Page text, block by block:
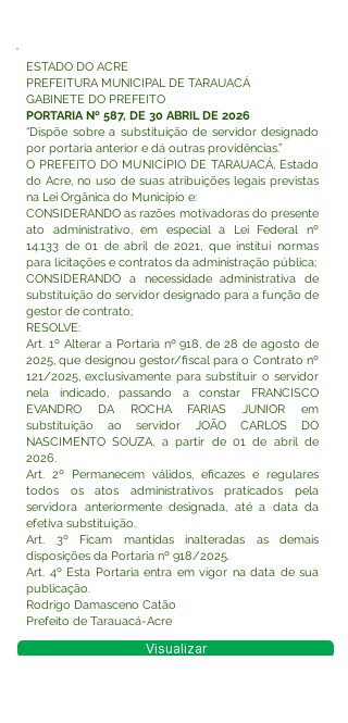
ESTADO DO ACRE
PREFEITURA MUNICIPAL DE TARAUACÁ
GABINETE DO PREFEITO
PORTARIA Nº 587, DE 30 ABRIL DE 2026
“Dispõe sobre a substituição de servidor designado
por portaria anterior e dá outras providências.”
O PREFEITO DO MUNICÍPIO DE TARAUACÁ, Estado
do Acre, no uso de suas atribuições legais previstas
na Lei Orgânica do Município e:
CONSIDERANDO as razões motivadoras do presente
ato administrativo, em especial a Lei Federal nº
14.133 de 01 de abril de 2021, que institui normas
para licitações e contratos da administração pública;
CONSIDERANDO a necessidade administrativa de
substituição do servidor designado para a função de
gestor de contrato;
RESOLVE:
Art. 1º Alterar a Portaria nº 918, de 28 de agosto de
2025, que designou gestor/fiscal para o Contrato nº
121/2025, exclusivamente para substituir o servidor
nela indicado, passando a constar FRANCISCO
EVANDRO DA ROCHA FARIAS JUNIOR em
substituição ao servidor JOÃO CARLOS DO
NASCIMENTO SOUZA, a partir de 01 de abril de
2026.
Art. 2º Permanecem válidos, eficazes e regulares
todos os atos administrativos praticados pela
servidora anteriormente designada, até a data da
efetiva substituição.
Art. 3º Ficam mantidas inalteradas as demais
disposições da Portaria nº 918/2025.
Art. 4º Esta Portaria entra em vigor na data de sua
publicação.
Rodrigo Damasceno Catão
Prefeito de Tarauacá-Acre
Visualizar